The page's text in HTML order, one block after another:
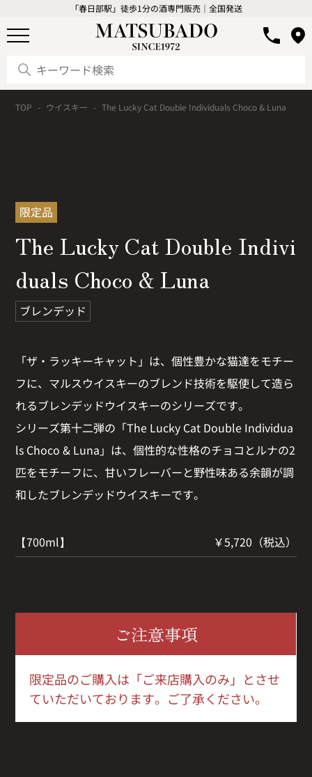
「春日部駅」徒歩1分の酒専門販売｜全国発送
TOP ウイスキー The Lucky Cat Double Individuals Choco & Luna
限定品
The Lucky Cat Double Indivi
duals Choco & Luna
ブレンデッド
「ザ・ラッキーキャット」は、個性豊かな猫達をモチー
フに、マルスウイスキーのブレンド技術を駆使して造ら
れるブレンデッドウイスキーのシリーズです。
シリーズ第十二弾の「The Lucky Cat Double Individua
ls Choco & Luna」は、個性的な性格のチョコとルナの2
匹をモチーフに、甘いフレーバーと野性味ある余韻が調
和したブレンデッドウイスキーです。
【700ml】 ￥5,720（税込）
ご注意事項
限定品のご購入は「ご来店購入のみ」とさせ
ていただいております。ご了承ください。